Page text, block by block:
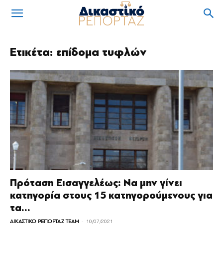
Ετικέτα: επίδομα τυφλών
Πρόταση Εισαγγελέως: Να μην γίνει
κατηγορία στους 15 κατηγορούμενους για
τα...
ΔΙΚΑΣΤΙΚΟ ΡΕΠΟΡΤΑΖ TEAM - 10/07/2021